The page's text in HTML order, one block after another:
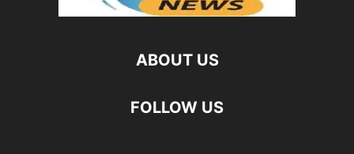
ABOUT US
FOLLOW US